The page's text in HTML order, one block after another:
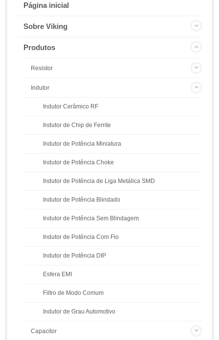
Página inicial
Sobre Viking
Produtos
Resistor
Indutor
Indutor Cerâmico RF
Indutor de Chip de Ferrite
Indutor de Potência Miniatura
Indutor de Potência Choke
Indutor de Potência de Liga Metálica SMD
Indutor de Potência Blindado
Indutor de Potência Sem Blindagem
Indutor de Potência Com Fio
Indutor de Potência DIP
Esfera EMI
Filtro de Modo Comum
Indutor de Grau Automotivo
Capacitor